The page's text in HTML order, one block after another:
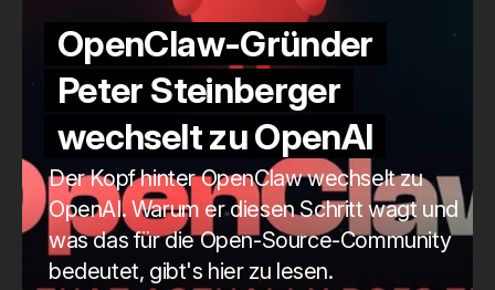
OpenClaw-Gründer
Peter Steinberger
wechselt zu OpenAI
Der Kopf hinter OpenClaw wechselt zu
OpenAI. Warum er diesen Schritt wagt und
was das für die Open-Source-Community
bedeutet, gibt's hier zu lesen.